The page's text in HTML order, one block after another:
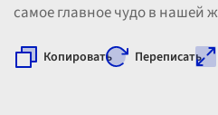
самое главное чудо в нашей
Копировать Переписать